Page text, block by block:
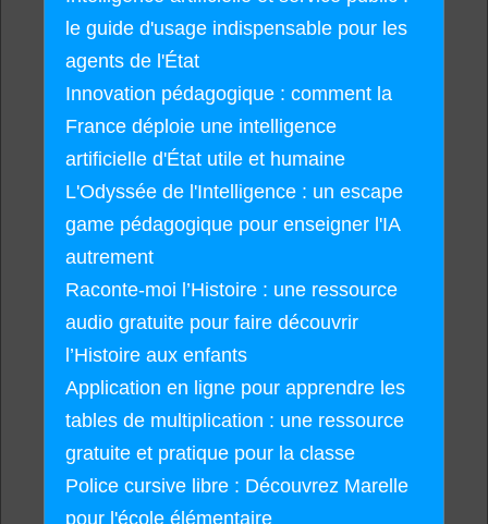
le guide d'usage indispensable pour les
agents de l'État
Innovation pédagogique : comment la
France déploie une intelligence
artificielle d'État utile et humaine
L'Odyssée de l'Intelligence : un escape
game pédagogique pour enseigner l'IA
autrement
Raconte-moi l’Histoire : une ressource
audio gratuite pour faire découvrir
l’Histoire aux enfants
Application en ligne pour apprendre les
tables de multiplication : une ressource
gratuite et pratique pour la classe
Police cursive libre : Découvrez Marelle
pour l'école élémentaire